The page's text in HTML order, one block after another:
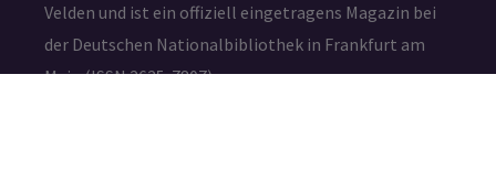
Velden und ist ein offiziell eingetragens Magazin bei
der Deutschen Nationalbibliothek in Frankfurt am
Main (ISSN 2625-7807)